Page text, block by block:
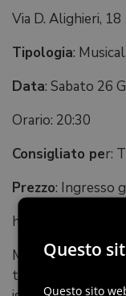
Via D. Alighieri, 18
Tipologia:
Data: Sabato 26
Orario: 20:30
Consigliato per:
Prezzo: Ingresso
http://
Musical “La bella
teatrale “Briciole
Questo
Questo sito